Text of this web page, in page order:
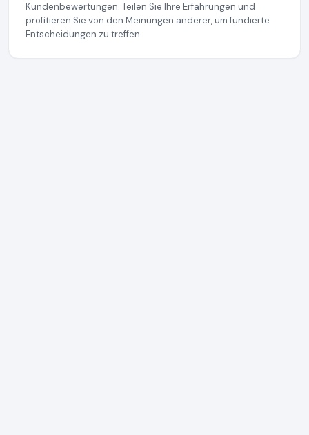
Kundenbewertungen. Teilen Sie Ihre Erfahrungen und
profitieren Sie von den Meinungen anderer, um fundierte
Entscheidungen zu treffen.